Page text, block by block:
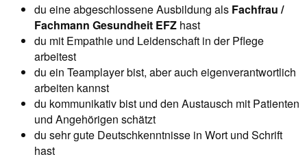
du eine abgeschlossene Ausbildung als Fachfrau /
Fachmann Gesundheit EFZ hast
du mit Empathie und Leidenschaft in der Pflege
arbeitest
du ein Teamplayer bist, aber auch eigenverantwortlich
arbeiten kannst
du kommunikativ bist und den Austausch mit Patienten
und Angehörigen schätzt
du sehr gute Deutschkenntnisse in Wort und Schrift
hast